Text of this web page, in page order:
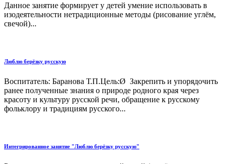
Данное занятие формирует у детей умение использовать в
изодеятельности нетрадиционные методы (рисование углём,
свечой)...
Люблю берёзку русскую
Воспитатель: Баранова Т.П.Цель:Ø Закрепить и упорядочить
ранее полученные знания о природе родного края через
красоту и культуру русской речи, обращение к русскому
фольклору и традициям русского...
Интегрированное занятие "Люблю берёзку русскую"